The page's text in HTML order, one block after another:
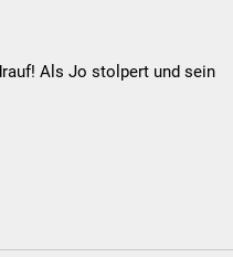
Als Jo stolpert und sein